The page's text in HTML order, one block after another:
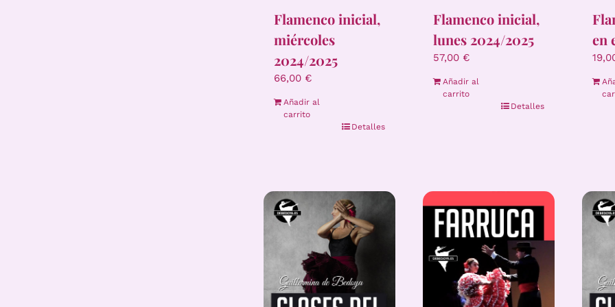
Flamenco inicial,
miércoles
2024/2025
66,00 €
Añadir al
carrito
Detalles
Flamenco inicial,
lunes 2024/2025
57,00 €
Añadir al
carrito
Detalles
en